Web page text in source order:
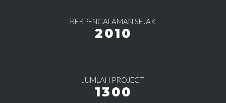
BERPENGALAMAN SEJAK
2010
JUMLAH PROJECT
1300